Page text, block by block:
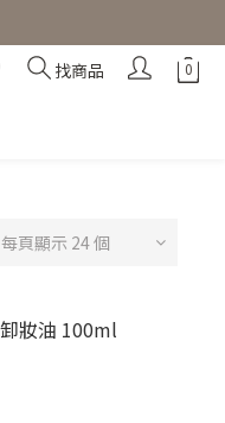
找商品
每頁顯示 24 個